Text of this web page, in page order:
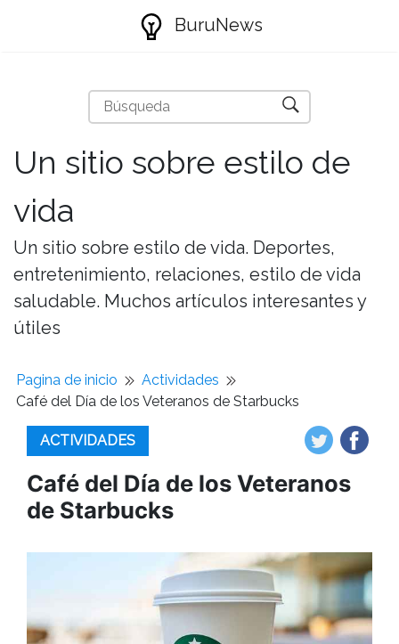
BuruNews
Un sitio sobre estilo de
vida
Un sitio sobre estilo de vida. Deportes,
entretenimiento, relaciones, estilo de vida
saludable. Muchos artículos interesantes y
útiles
Pagina de inicio
Actividades
Café del Día de los Veteranos de Starbucks
ACTIVIDADES
Café del Día de los Veteranos
de Starbucks